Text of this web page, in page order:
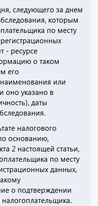
следующего за днем
которым
по месту
- ресурсе
о таком
его
или
оно указано в
даты
налогового
основанию,
2 настоящей статьи,
по месту
данных,
о подтверждении